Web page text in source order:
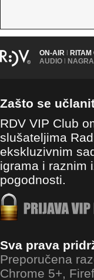
ON-AIR |
AUDIO |
Zašto se
RDV VIP Club
slušateljima
ekskluzivnim
igrama i raznim
pogodnosti.
Sva prava
Preporučena
Chrome 5+,